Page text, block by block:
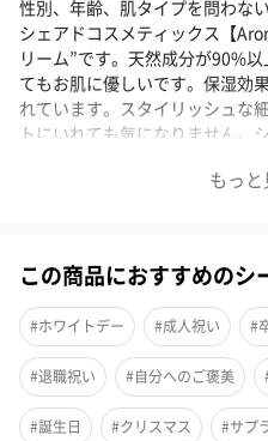
もっと
性別、年齢、肌タイプを問わな
シェアドコスメティックス【
リーム”です。天然成分が90%
てもお肌に優しいです。保湿効
れています。スタイリッシュな
トにいれても気になりません。
天然成分90%以上
【Aroma Fresco】は、性別や、
として生まれました。
”ハンド&ネイルクリーム”は、
います。
この商品におすすめのシ
#ホワイトデー #成人祝い #
#退職祝い #自分へのご褒美
#誕生日 #クリスマス #サプ